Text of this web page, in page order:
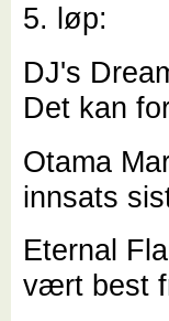
5. løp:
DJ's
Det kan
Otama
innsats
Eternal
vært best